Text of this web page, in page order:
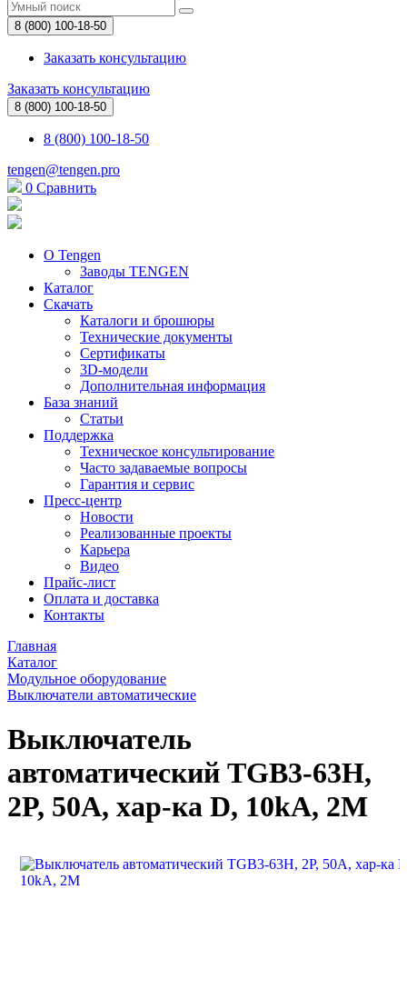
8 (800) 100-18-50
Заказать консультацию
Заказать консультацию
8 (800) 100-18-50
8 (800) 100-18-50
tengen@tengen.pro
0 Сравнить
О Tengen
Заводы TENGEN
Каталог
Скачать
Каталоги и брошюры
Технические документы
Сертификаты
3D-модели
Дополнительная информация
База знаний
Статьи
Поддержка
Техническое консультирование
Часто задаваемые вопросы
Гарантия и сервис
Пресс-центр
Новости
Реализованные проекты
Карьера
Видео
Прайс-лист
Оплата и доставка
Контакты
Главная
Каталог
Модульное оборудование
Выключатели автоматические
Выключатель
автоматический TGB3-63H,
2P, 50A, хар-ка D, 10kA, 2M